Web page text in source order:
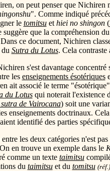
on peut penser que Nichiren
". Comme indiqué
le tomitsuet hiei no shingon(
que la compréhension du
ce document, Nichiren
Sutra du Lotus. Cela contraste
s'est davantage concentré
les enseignements ésotériques
ait associé le terme
du Lotusqui noterait l'existence
de Vairocana) soit une
enseignements doctrinaux.
identifié des parties
les deux catégories n'est
en trouve un exemple dans le
comme un texte taimitsu
du taimitsuet du tomitsu (réf.)